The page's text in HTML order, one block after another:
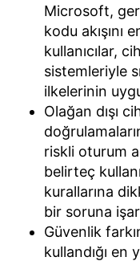
Microsoft,
kodu akışını
kullanıcılar,
sistemleriyle
ilkelerinin
Olağan dışı
riskli oturum
belirteç
kurallarına
bir soruna
Güvenlik
kullandığı en